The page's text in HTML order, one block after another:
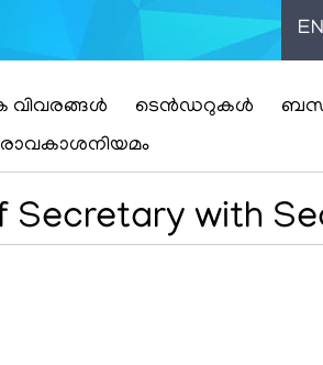
വിവരങ്ങൾ ടെൻഡറുകൾ
Secretary with